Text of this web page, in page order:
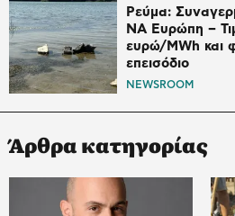
Ρεύμα:
ΝΑ Ευρώπη –
ευρώ/MWh και
επεισόδιο
NEWSROOM
Άρθρα κατηγορίας